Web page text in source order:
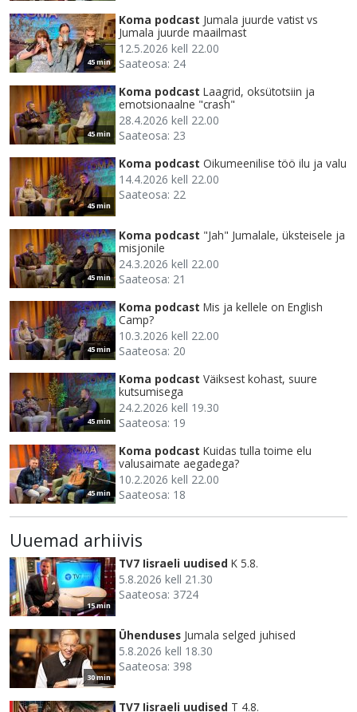
45 min
Koma podcast Jumala juurde vatist vs
Jumala juurde maailmast
12.5.2026 kell 22.00
Saateosa: 24
45 min
Koma podcast Laagrid, oksütotsiin ja
emotsionaalne "crash"
28.4.2026 kell 22.00
Saateosa: 23
45 min
Koma podcast Oikumeenilise töö ilu ja valu
14.4.2026 kell 22.00
Saateosa: 22
45 min
Koma podcast "Jah" Jumalale, üksteisele ja
misjonile
24.3.2026 kell 22.00
Saateosa: 21
45 min
Koma podcast Mis ja kellele on English
Camp?
10.3.2026 kell 22.00
Saateosa: 20
45 min
Koma podcast Väiksest kohast, suure
kutsumisega
24.2.2026 kell 19.30
Saateosa: 19
45 min
Koma podcast Kuidas tulla toime elu
valusaimate aegadega?
10.2.2026 kell 22.00
Saateosa: 18
Uuemad arhiivis
15 min
TV7 Iisraeli uudised K 5.8.
5.8.2026 kell 21.30
Saateosa: 3724
30 min
Ühenduses Jumala selged juhised
5.8.2026 kell 18.30
Saateosa: 398
TV7 Iisraeli uudised T 4.8.